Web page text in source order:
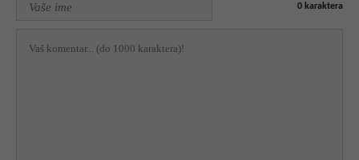
0 karaktera